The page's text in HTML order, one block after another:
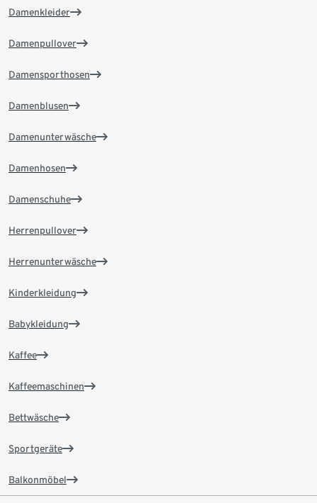
Damenkleider
Damenpullover
Damensporthosen
Damenblusen
Damenunterwäsche
Damenhosen
Damenschuhe
Herrenpullover
Herrenunterwäsche
Kinderkleidung
Babykleidung
Kaffee
Kaffeemaschinen
Bettwäsche
Sportgeräte
Balkonmöbel